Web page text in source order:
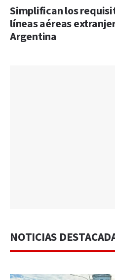
Simplifican los
líneas aéreas
Argentina
NOTICIAS